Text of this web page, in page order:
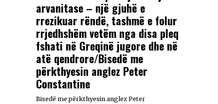
arvanitase – një gjuhë e
rrezikuar rëndë, tashmë e folur
rrjedhshëm vetëm nga disa pleq
fshati në Greqinë jugore dhe në
atë qendrore/Bisedë me
përkthyesin anglez Peter
Constantine
Bisedë me përkthyesin anglez Peter